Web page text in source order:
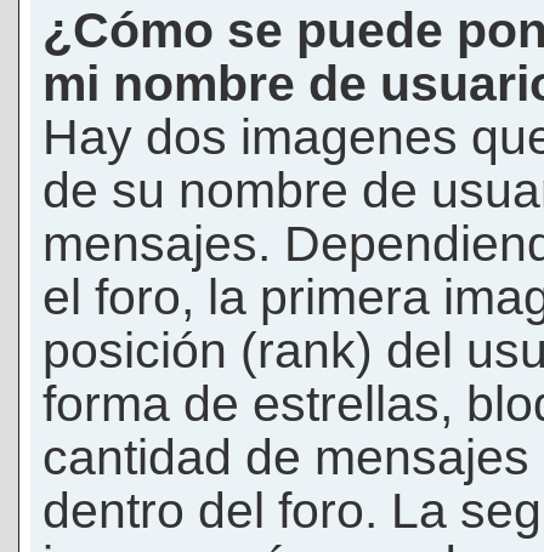
¿Cómo se puede
mi nombre de
Hay dos imagenes
de su nombre de
mensajes.
el foro, la primera
posición (rank) del
forma de estrellas,
cantidad de
dentro del foro. La